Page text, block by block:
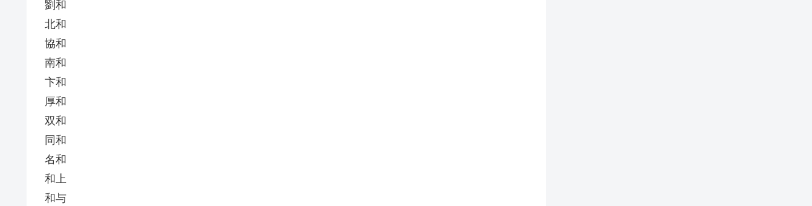
劉和
北和
協和
南和
卞和
厚和
双和
同和
名和
和上
和与